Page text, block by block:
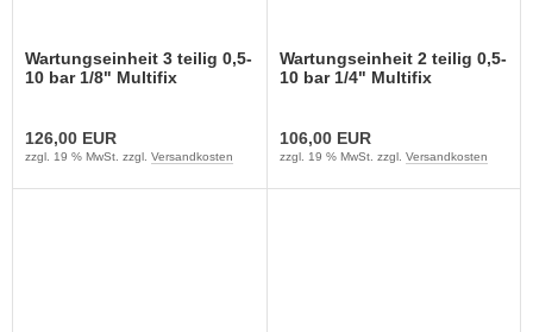
Wartungseinheit 3 teilig 0,5-
10 bar 1/8" Multifix
126,00 EUR
zzgl. 19 % MwSt. zzgl. Versandkosten
Wartungseinheit 2 teilig 0,5-
10 bar 1/4" Multifix
106,00 EUR
zzgl. 19 % MwSt. zzgl. Versandkosten